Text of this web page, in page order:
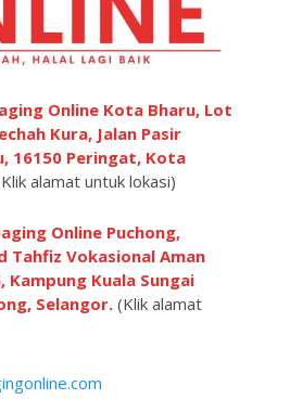
Online Kota Bharu, Lot
Kura, Jalan Pasir
16150 Peringat, Kota
alamat untuk lokasi)
Online Puchong,
Tahfiz Vokasional Aman
Kuala Sungai
Selangor.(Klik alamat